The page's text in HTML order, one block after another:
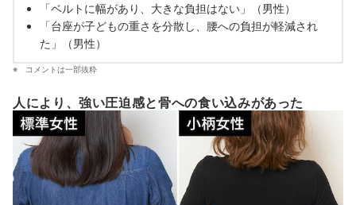
「ベルトに幅があり、大きな負担はない」（男性）
「台座が子どもの重さを分散し、腰への負担が軽減され
た」（男性）
コメントは一部抜粋
人により、強い圧迫感と骨への食い込みがあった